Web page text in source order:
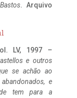
. Arquivo
LV, 1997 –
e outros
se achão ao
e
tem para a